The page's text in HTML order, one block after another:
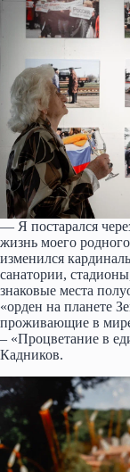
— Я постарался
жизнь моего
изменился
санатории,
знаковые места
«орден на планете
проживающие в
– «Процветание в
Кадников.